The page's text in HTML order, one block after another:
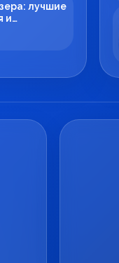
лучшие
и
ESN